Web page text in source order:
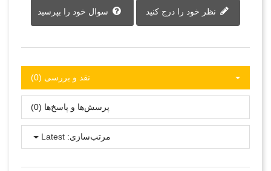
سوال خود را بپرسید
نقد و بررسی‌‌ (0)
پرسش‌ها و پاسخ‌ها (0)
مرتب‌سازی: Latest